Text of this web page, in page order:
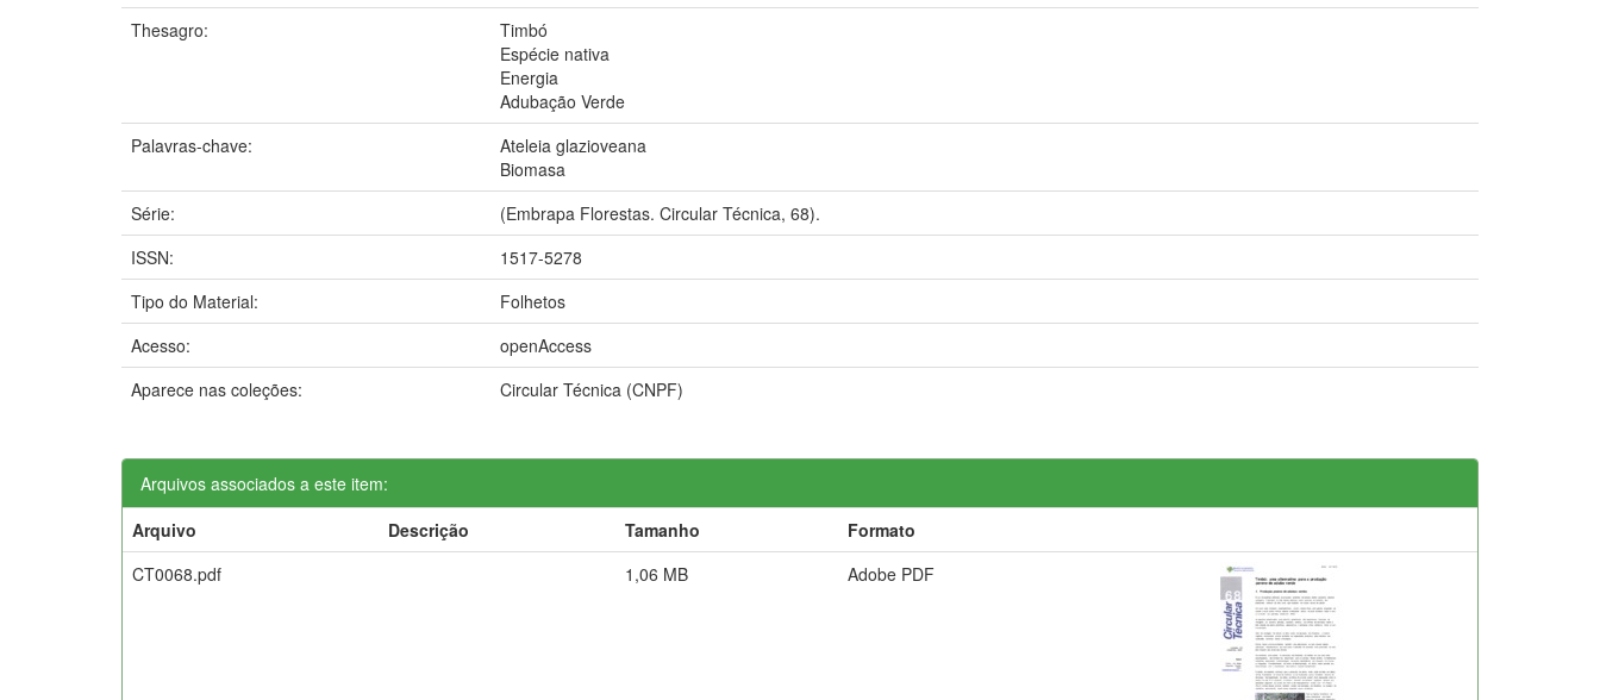
Thesagro:
Timbó
Espécie nativa
Energia
Adubação Verde
Palavras-chave:
Ateleia glazioveana
Biomasa
Série:
(Embrapa Florestas. Circular Técnica, 68).
ISSN:
1517-5278
Tipo do Material:
Folhetos
Acesso:
openAccess
Aparece nas coleções:
Circular Técnica (CNPF)
Arquivos associados a este item:
Arquivo
Descrição Tamanho
Formato
CT0068.pdf
1,06 MB Adobe PDF